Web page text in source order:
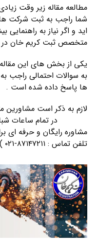
مطالعه مقاله زیر وقت
شما راجب به ثبت شرکت
اید و اگر نیاز به راهنمایی
متخصص ثبت کریم خان در
یکی از بخش های این
به سوالات احتمالی راجب
ها پاسخ داده شده است .
لازم به ذکر است
در تمام ساعات
مشاوره رایگان و حرفه ای
تلفن تماس : ۸۷۱۴۷۲۱۱-۰۲۱ )